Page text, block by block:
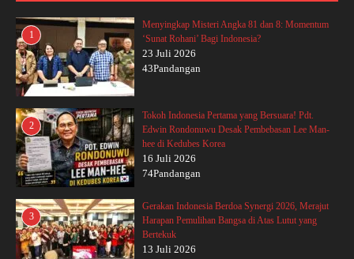
1
Menyingkap Misteri Angka 81 dan 8: Momentum
‘Sunat Rohani’ Bagi Indonesia?
23 Juli 2026
43Pandangan
2
Tokoh Indonesia Pertama yang Bersuara! Pdt.
Edwin Rondonuwu Desak Pembebasan Lee Man-
hee di Kedubes Korea
16 Juli 2026
74Pandangan
3
Gerakan Indonesia Berdoa Synergi 2026, Merajut
Harapan Pemulihan Bangsa di Atas Lutut yang
Bertekuk
13 Juli 2026